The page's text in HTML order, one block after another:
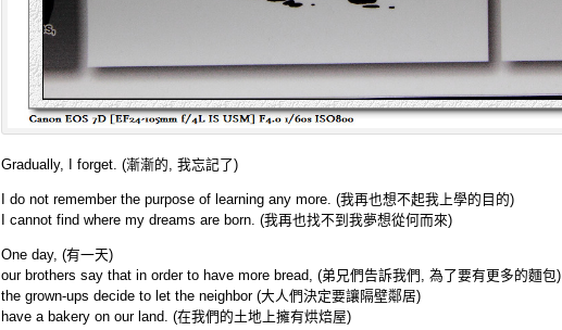
Gradually, I forget. (漸漸的, 我忘記了)
I do not remember the purpose of learning any more. (我再也想不起我上學的目的)
I cannot find where my dreams are born. (我再也找不到我夢想從何而來)
One day, (有一天)
our brothers say that in order to have more bread, (弟兄們告訴我們, 為了要有更多的麵包)
the grown-ups decide to let the neighbor (大人們決定要讓隔壁鄰居)
have a bakery on our land. (在我們的土地上擁有烘焙屋)